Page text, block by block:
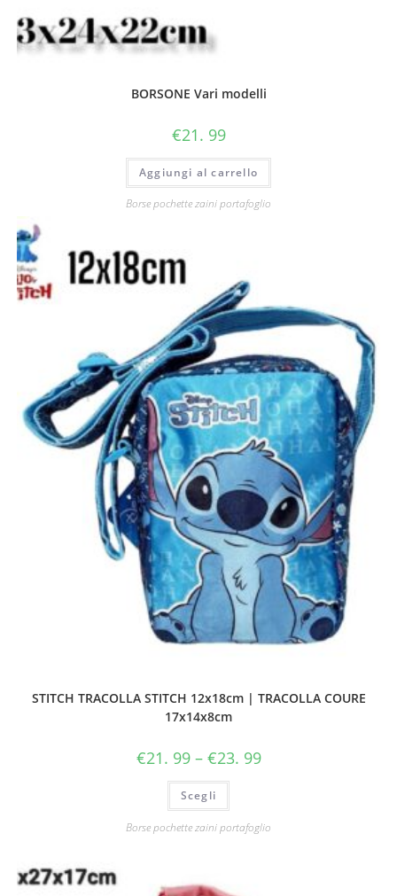
BORSONE Vari modelli
€21. 99
Aggiungi al carrello
Borse pochette zaini portafoglio
STITCH TRACOLLA STITCH 12x18cm | TRACOLLA COURE
17x14x8cm
€21. 99– €23. 99
Scegli
Borse pochette zaini portafoglio